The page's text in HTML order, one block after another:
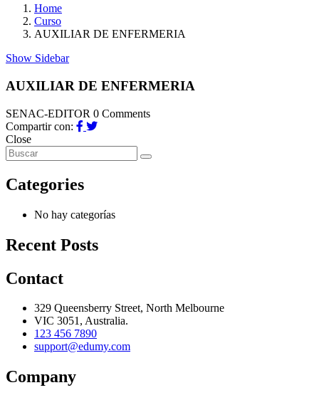
Home
Curso
AUXILIAR DE ENFERMERIA
Show Sidebar
AUXILIAR DE ENFERMERIA
SENAC-EDITOR 0 Comments
Compartir con:
Close
Categories
No hay categorías
Recent Posts
Contact
329 Queensberry Street, North Melbourne
VIC 3051, Australia.
123 456 7890
support@edumy.com
Company